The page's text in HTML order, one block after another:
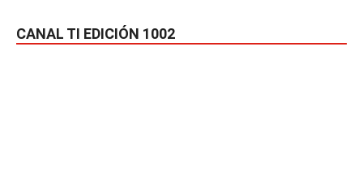
CANAL TI EDICIÓN 1002